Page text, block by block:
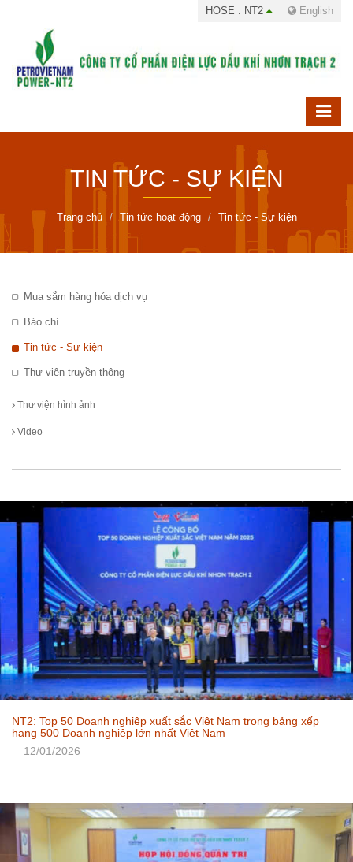
HOSE : NT2 English
TIN TỨC - SỰ KIỆN
Trang chủ Tin tức hoạt động Tin tức - Sự kiện
Mua sắm hàng hóa dịch vụ
Báo chí
Tin tức - Sự kiện
Thư viện truyền thông
Thư viện hình ảnh
Video
NT2: Top 50 Doanh nghiệp xuất sắc Việt Nam trong bảng xếp
hạng 500 Doanh nghiệp lớn nhất Việt Nam
12/01/2026